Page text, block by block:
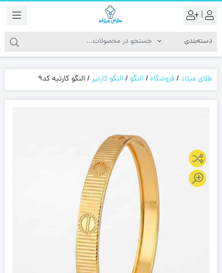
|
طلای میلاد /فروشگاه/ النگو / النگو کارتیر/ النگو کارتیه کد9